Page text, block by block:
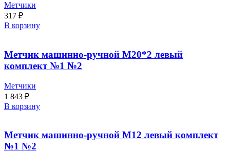
Метчики
317 ₽
В корзину
Метчик машинно-ручной М20*2 левый
комплект №1 №2
Метчики
1 843 ₽
В корзину
Метчик машинно-ручной М12 левый комплект
№1 №2